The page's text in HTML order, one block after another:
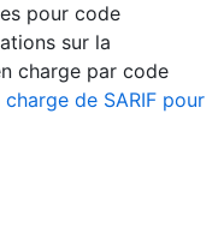
pour code
sur la
charge par code
charge de SARIF pour